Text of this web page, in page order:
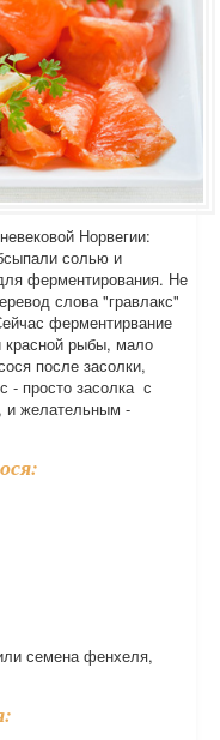
Норвегии:
солью и
ферментирования. Не
слова "гравлакс"
ферментирвание
красной рыбы, мало
после засолки,
- просто засолка с
и желательным -
семена фенхеля,